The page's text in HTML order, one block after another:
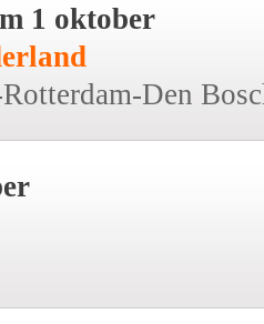
1 oktober
Den